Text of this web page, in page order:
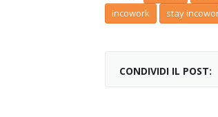
incowork
stay
CONDIVIDI IL POST: